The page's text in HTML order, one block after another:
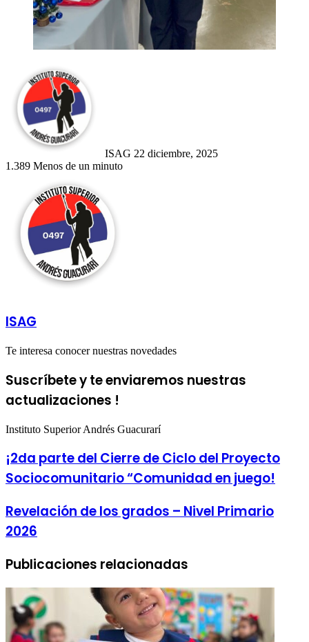
ISAG 22 diciembre, 2025
1.389 Menos de un minuto
ISAG
Te interesa conocer nuestras novedades
Suscríbete y te enviaremos nuestras
actualizaciones !
Instituto Superior Andrés Guacurarí
¡2da parte del Cierre de Ciclo del Proyecto
Sociocomunitario “Comunidad en juego!
Revelación de los grados – Nivel Primario
2026
Publicaciones relacionadas